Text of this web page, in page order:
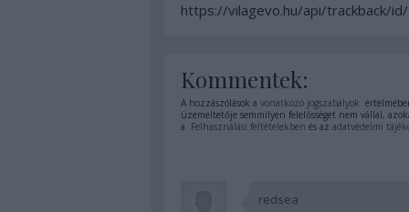
https://vilagevo.hu/api/trackback/
Kommentek:
A hozzászólások a vonatkozó jogszabályok
üzemeltetője semmilyen felelősséget nem vállal,
a Felhasználási feltételekben és az adatvédelmi
redsea